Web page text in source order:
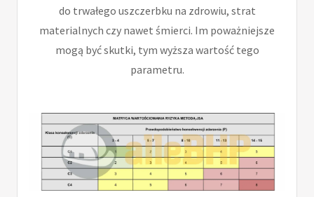
do trwałego uszczerbku na zdrowiu, strat
materialnych czy nawet śmierci. Im poważniejsze
mogą być skutki, tym wyższa wartość tego
parametru.